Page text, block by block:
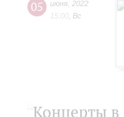
05 июня 2022
15:00 Вс
Концерты